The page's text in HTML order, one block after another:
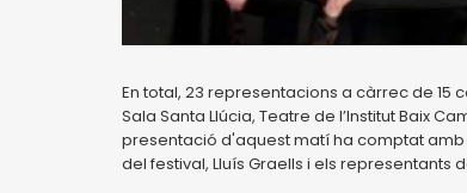
En total, 23 representacions a càrrec de 15
Sala Santa Llúcia, Teatre de l’Institut Baix
presentació d'aquest matí ha comptat
del festival, Lluís Graells i els